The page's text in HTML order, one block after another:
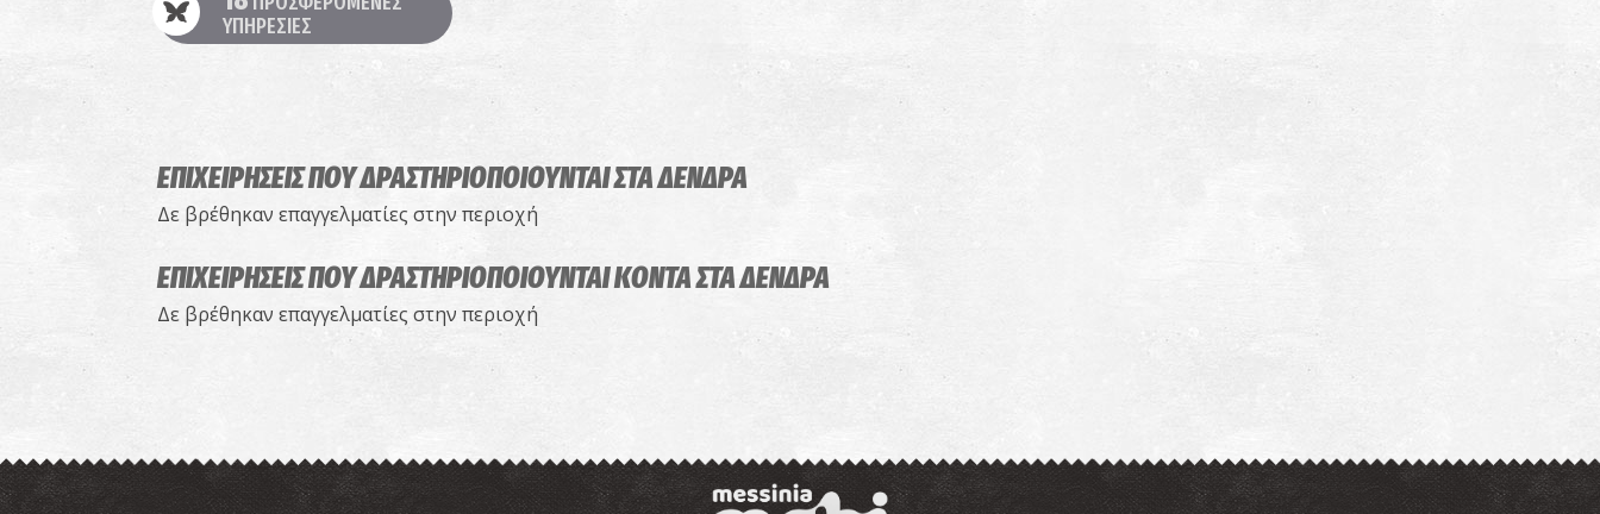
ΥΠΗΡΕΣΙΕΣ
ΕΠΙΧΕΙΡΗΣΕΙΣ ΠΟΥ ΔΡΑΣΤΗΡΙΟΠΟΙΟΥΝΤΑΙΣΤΑ ΔΕΝΔΡΑ
Δε βρέθηκαν επαγγελματίες στην περιοχή
ΕΠΙΧΕΙΡΗΣΕΙΣ ΠΟΥ ΔΡΑΣΤΗΡΙΟΠΟΙΟΥΝΤΑΙΚΟΝΤΑ ΣΤΑ ΔΕΝΔΡΑ
Δε βρέθηκαν επαγγελματίες στην περιοχή